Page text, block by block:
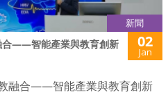
新聞
合——智能產業與教育創新
02
Jan
融合——智能產業與教育創新